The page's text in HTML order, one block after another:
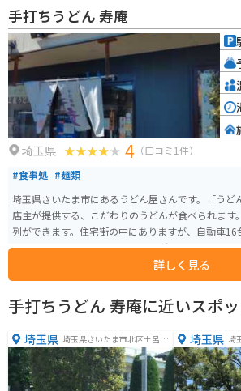
手打ちうどん 寿庵
埼玉県 4 （口コミ1件）
#食事処 #麺類
埼玉県さいたま市にあるうどん屋さんです。「うど
店主が提供する、こだわりのうどんが食べられます
列ができます。住宅街の中にありますが、自動車16
ていますので、バイクを停める場所に困ることはあま
火定休なのと、営業時間が昼の部・夜の部となって
了となる点に注意が必要です。「Youtube埼玉う
リー」の中の1店に名を連ねています（※スタンプ
で）。
詳しく見る
手打ちうどん 寿庵に近いスポ
埼玉県 埼玉県さいたま市北区土呂町
２丁目２４−３
埼玉県 埼
町